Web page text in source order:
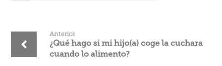
Anterior
¿Qué hago si mi hijo(a) coge la cuchara
cuando lo alimento?